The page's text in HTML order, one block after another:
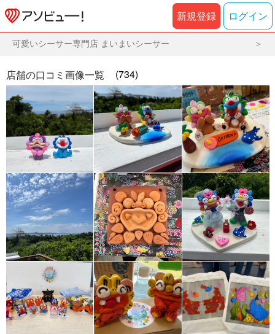
新規登録 ログイン
可愛いシーサー専門店 まいまいシーサー
店舗の口コミ画像一覧 (734)